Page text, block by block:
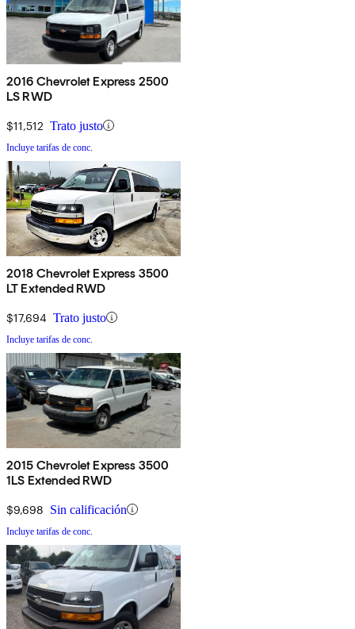
2016 Chevrolet Express 2500
LS RWD
$11,512 Trato justo
Incluye tarifas de conc.
2018 Chevrolet Express 3500
LT Extended RWD
$17,694 Trato justo
Incluye tarifas de conc.
2015 Chevrolet Express 3500
1LS Extended RWD
$9,698 Sin calificación
Incluye tarifas de conc.